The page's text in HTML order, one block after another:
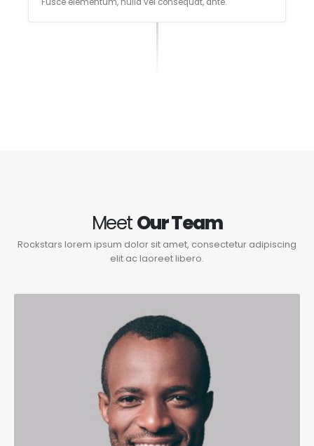
MeetOur Team
Rockstars lorem ipsum dolor sit amet, consectetur adipiscing
elit ac laoreet libero.